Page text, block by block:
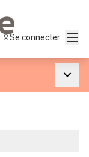
Se connecter